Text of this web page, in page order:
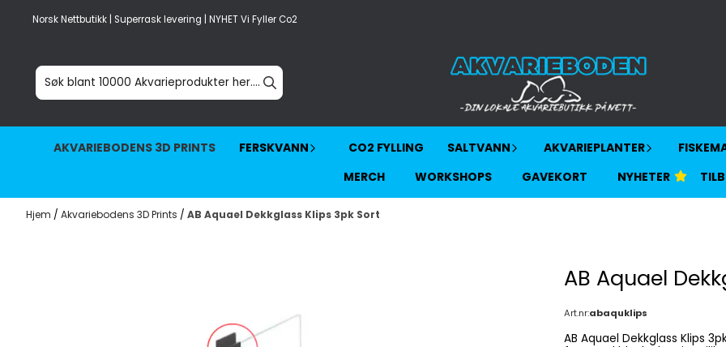
Hopp til innhold
Norsk Nettbutikk | Superrask levering | NYHET Vi Fyller Co2
AKVARIEBODENS 3D PRINTS FERSKVANN CO2 FYLLING SALTVANN AKVARIEPLANTER
MERCH
WORKSHOPS GAVEKORT NYHETER
Hjem / Akvariebodens 3D Prints / AB Aquael Dekkglass Klips 3pk Sort
AB Aquael
Art.nr:abaquklips
AB Aquael Dekkglass Klips 3pk Sort Passer Aquael dekkglass 10,19,30